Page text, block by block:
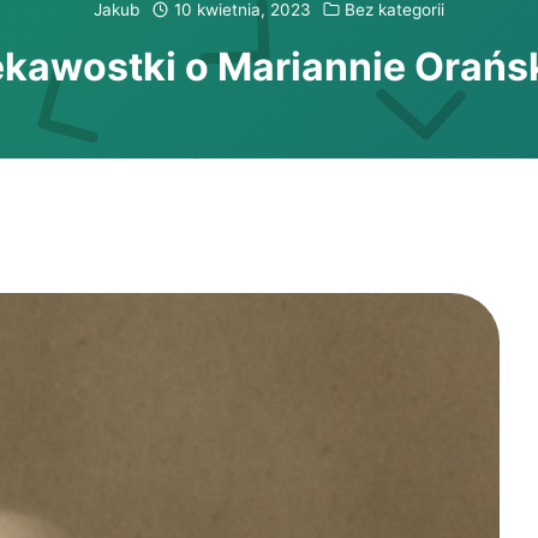
Jakub 10 kwietnia, 2023 Bez kategorii
o Mariannie